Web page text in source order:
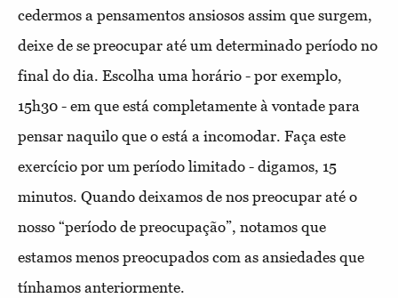
cedermos a pensamentos ansiosos assim que surgem,
deixe de se preocupar até um determinado período no
final do dia. Escolha uma horário - por exemplo,
15h30 - em que está completamente à vontade para
pensar naquilo que o está a incomodar. Faça este
exercício por um período limitado - digamos, 15
minutos. Quando deixamos de nos preocupar até o
nosso “período de preocupação”, notamos que
estamos menos preocupados com as ansiedades que
tínhamos anteriormente.